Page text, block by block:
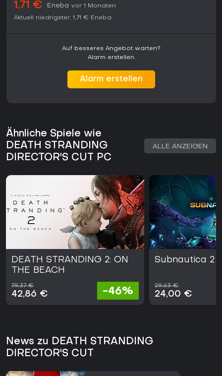
1,71 € Eneba vor 1 Monaten
Aktuell niedrigster: 1,71 € Eneba
Auf besseres Angebot warten?
Alarm erstellen.
Alarm erstellen
Ähnliche Spiele wie
DEATH STRANDING
DIRECTOR'S CUT PC
ALLE ANZEIGEN
DEATH STRANDING 2: ON
THE BEACH
79,37 €
42,86 € -46%
Subnautica 2
29,63 €
24,00 €
News zu DEATH STRANDING
DIRECTOR'S CUT